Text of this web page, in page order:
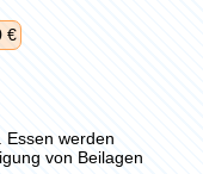
€
Essen werden
von Beilagen